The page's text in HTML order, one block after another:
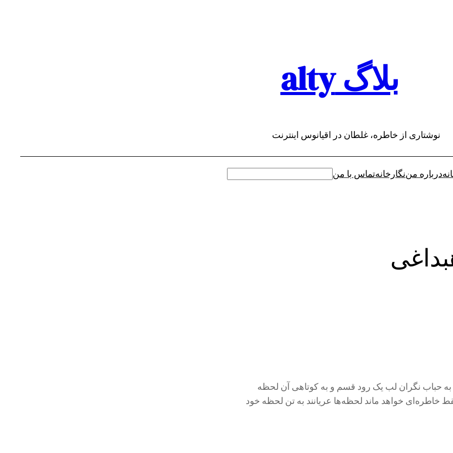
بلاگ alty
نوشتاری از خاطره، غلطان در اقیانوس اینترنت
درباره مننگارخانهتماس با من
به حباب نگران لب یک رود قسم و به کوتاهی آن لحظه
خواهد ماند لحظه‌ها عریانند به تن لحظه خود